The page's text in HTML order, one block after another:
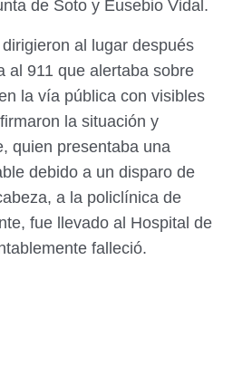
de Soto y Eusebio Vidal.
al lugar después
al 911 que alertaba sobre
la vía pública con visibles
la situación y
quien presentaba una
debido a un disparo de
a la policlínica de
fue llevado al Hospital de
falleció.